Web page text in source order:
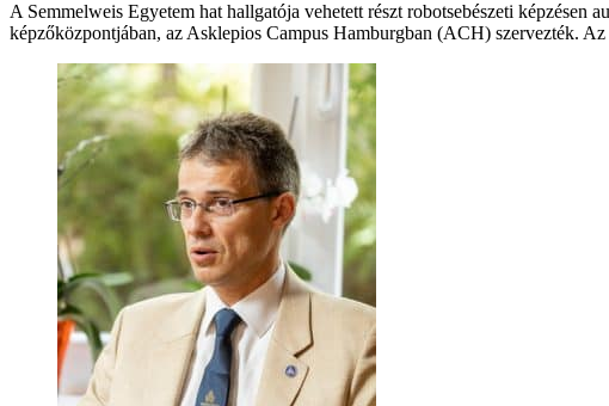
A Semmelweis Egyetem hat hallgatója vehetett részt robotsebészeti képzésen
képzőközpontjában, az Asklepios Campus Hamburgban (ACH) szervezték.